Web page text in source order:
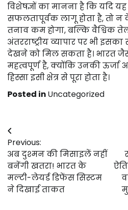
विशेषज्ञों का मानना है कि यदि
सफलतापूर्वक लागू होता है, तो न
तनाव कम होगा, बल्कि वैश्विक
अंतरराष्ट्रीय व्यापार पर भी
देखने को मिल सकता है। भारत
महत्वपूर्ण है, क्योंकि उनकी
हिस्सा इसी क्षेत्र से पूरा होता है।
Posted in Uncategorized
Post
navigation
Previous:
अब दुश्मन की मिसाइलें नहीं
बनेंगी खतरा! भारत के
मल्टी-लेयर्ड डिफेंस सिस्टम
ने दिखाई ताकत